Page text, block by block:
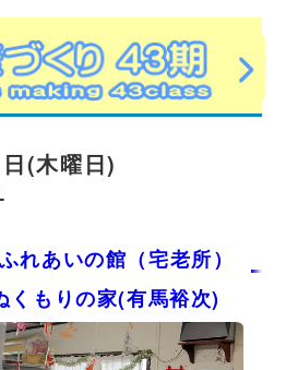
(木曜日)
れあいの館（宅老所）
くもりの家(有馬裕次)